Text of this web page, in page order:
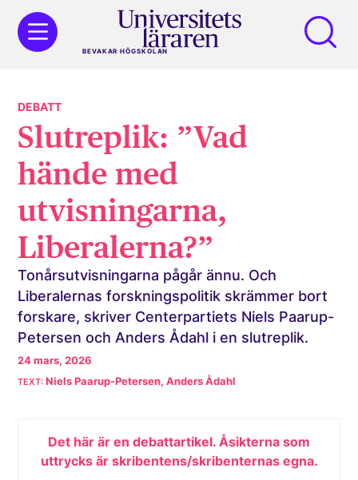
BEVAKAR HÖGSKOLAN
DEBATT
Slutreplik: ”Vad
hände med
utvisningarna,
Liberalerna?”
Tonårsutvisningarna pågår ännu. Och
Liberalernas forskningspolitik skrämmer bort
forskare, skriver Centerpartiets Niels Paarup-
Petersen och Anders Ådahl i en slutreplik.
24 mars, 2026
Niels Paarup-Petersen, Anders Ådahl
Det här är en debattartikel. Åsikterna som
uttrycks är skribentens/skribenternas egna.